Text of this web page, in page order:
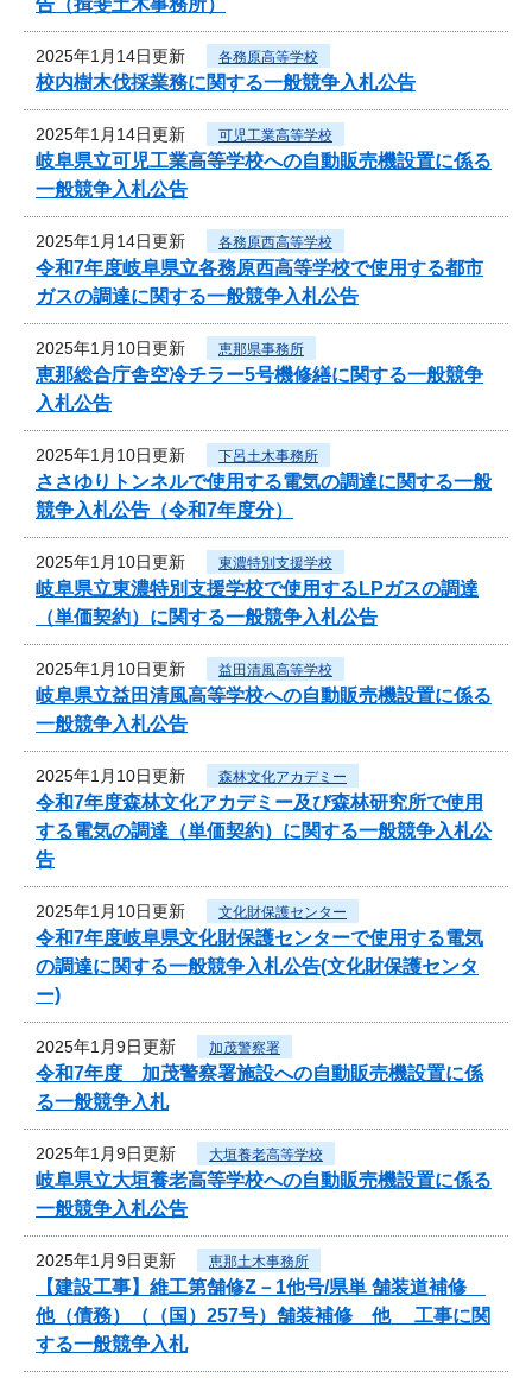
2025年1月14日更新 各務原高等学校
校内樹木伐採業務に関する一般競争入札公告
2025年1月14日更新 可児工業高等学校
岐阜県立可児工業高等学校への自動販売機設置に係る
一般競争入札公告
2025年1月14日更新 各務原西高等学校
令和7年度岐阜県立各務原西高等学校で使用する都市
ガスの調達に関する一般競争入札公告
2025年1月10日更新 恵那県事務所
恵那総合庁舎空冷チラー5号機修繕に関する一般競争
入札公告
2025年1月10日更新 下呂土木事務所
ささゆりトンネルで使用する電気の調達に関する一般
競争入札公告（令和7年度分）
2025年1月10日更新 東濃特別支援学校
岐阜県立東濃特別支援学校で使用するLPガスの調達
（単価契約）に関する一般競争入札公告
2025年1月10日更新 益田清風高等学校
岐阜県立益田清風高等学校への自動販売機設置に係る
一般競争入札公告
2025年1月10日更新 森林文化アカデミー
令和7年度森林文化アカデミー及び森林研究所で使用
する電気の調達（単価契約）に関する一般競争入札公
告
2025年1月10日更新 文化財保護センター
令和7年度岐阜県文化財保護センターで使用する電気
の調達に関する一般競争入札公告(文化財保護センタ
ー)
2025年1月9日更新 加茂警察署
令和7年度 加茂警察署施設への自動販売機設置に係
る一般競争入札
2025年1月9日更新 大垣養老高等学校
岐阜県立大垣養老高等学校への自動販売機設置に係る
一般競争入札公告
2025年1月9日更新 恵那土木事務所
【建設工事】維工第舗修Z－1他号/県単 舗装道補修
他（債務）（（国）257号）舗装補修 他 工事に関
する一般競争入札